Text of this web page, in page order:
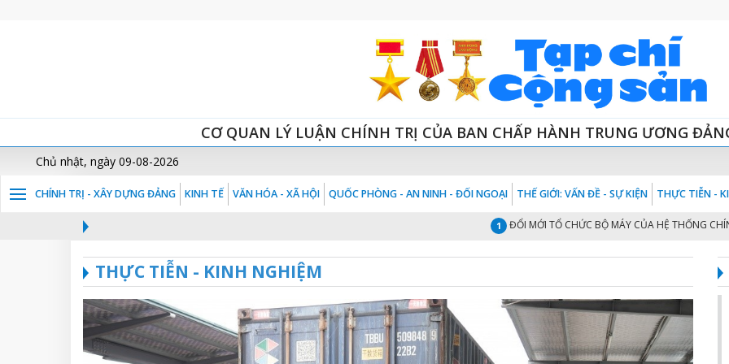
CƠ QUAN LÝ LUẬN CHÍNH TRỊ CỦA BAN CHẤP HÀNH TRUNG ƯƠNG
Chủ nhật, ngày 09-08-2026
CHÍNH TRỊ - XÂY DỰNG ĐẢNG KINH TẾ VĂN HÓA - XÃ HỘI QUỐC PHÒNG - AN NINH - ĐỐI NGOẠI THẾ GIỚI: VẤN ĐỀ - SỰ KIỆN THỰC TIỄN -
ĐỔI MỚI TỔ CHỨC BỘ MÁY CỦA HỆ THỐNG CHÍNH
THỰC TIỄN - KINH NGHIỆM